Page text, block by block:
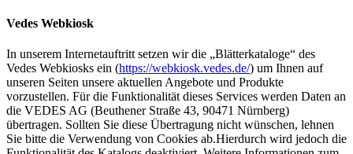
Vedes Webkiosk
In unserem Internetauftritt setzen wir die „Blätterkataloge“ des
Vedes Webkiosks ein (https://webkiosk.vedes.de/) um Ihnen auf
unseren Seiten unsere aktuellen Angebote und Produkte
vorzustellen. Für die Funktionalität dieses Services werden Daten an
die VEDES AG (Beuthener Straße 43, 90471 Nürnberg)
übertragen. Sollten Sie diese Übertragung nicht wünschen, lehnen
Sie bitte die Verwendung von Cookies ab.Hierdurch wird jedoch die